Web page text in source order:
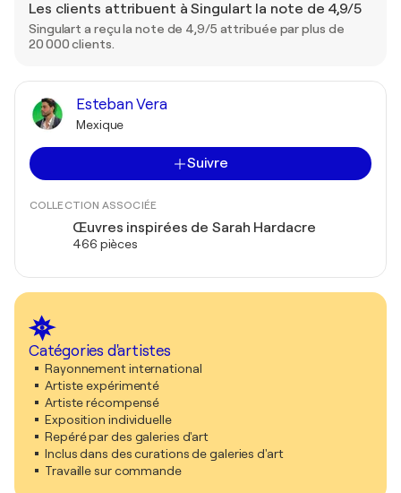
Les clients attribuent à Singulart la note de 4,9/5
Singulart a reçu la note de 4,9/5 attribuée par plus de
20 000 clients.
Esteban Vera
Mexique
Suivre
COLLECTION ASSOCIÉE
Œuvres inspirées de Sarah Hardacre
466 pièces
Catégories d'artistes
Rayonnement international
Artiste expérimenté
Artiste récompensé
Exposition individuelle
Repéré par des galeries d'art
Inclus dans des curations de galeries d'art
Travaille sur commande